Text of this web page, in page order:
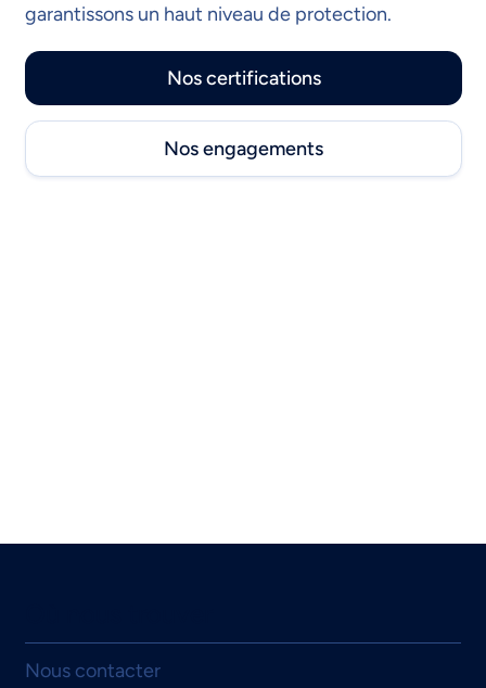
garantissons un haut niveau de protection.
Nos certifications
Nos engagements
Nous contacter